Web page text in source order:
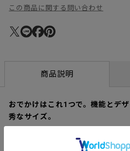
この商品に関する問い合わせ
商品説明
おでかけはこれ1つで。機能とデ
秀なサイズ。
コンビネーション。カジュアルになり